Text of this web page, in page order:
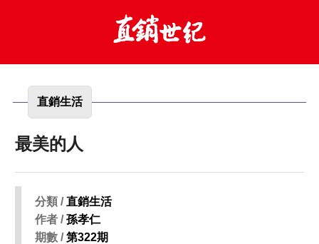
直銷生活
最美的人
分類 /直銷生活
作者 /孫孝仁
期數 /第322期